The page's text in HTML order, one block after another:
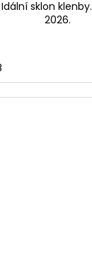
sklon
2026.